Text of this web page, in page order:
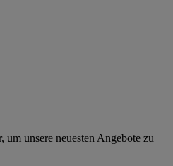
unsere neuesten Angebote zu